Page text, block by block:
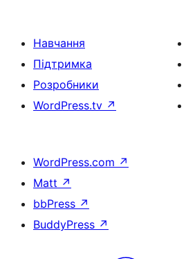
Навчання
Підтримка
Розробники
WordPress.tv ↗
WordPress.com ↗
Matt ↗
bbPress ↗
BuddyPress ↗